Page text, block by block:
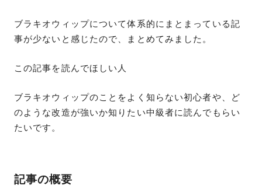
ブラキオウィップについて体系的にまとまっている記
事が少ないと感じたので、まとめてみました。
この記事を読んでほしい人
ブラキオウィップのことをよく知らない初心者や、ど
のような改造が強いか知りたい中級者に読んでもらい
たいです。
記事の概要